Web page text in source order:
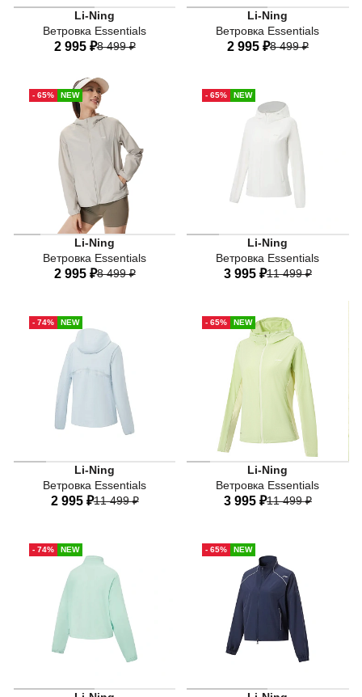
Li-Ning
Ветровка Essentials
Женская фиолетовая ветровка Li-Ning Essentials — для
2 995 ₽8 499 ₽
40 42 44
50
Li-Ning
Ветровка Essentials
Женская белая ветровка
2 995 ₽8 499 ₽
40 42
50
52
- 65% NEW
Li-Ning
Ветровка Essentials
Женская серая ветровка Li-Ning Essentials — для
2 995 ₽8 499 ₽
40 42
50
52
- 65% NEW
Li-Ning
Ветровка Essentials
Женская ветровка Li-Ning
3 995 ₽11 499 ₽
40 42
50
52
- 74% NEW
Li-Ning
Ветровка Essentials
Женская ветровка Li-Ning Essentials голубого цвета —
2 995 ₽11 499 ₽
40 42
50
52
- 65% NEW
Li-Ning
Ветровка Essentials
Женская ветровка Li-Ning
3 995 ₽11 499 ₽
40 42
50
52
- 74% NEW - 65% NEW